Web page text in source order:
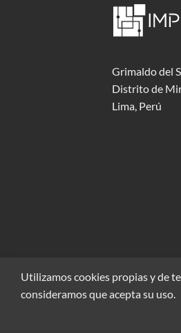
Grimaldo del
Distrito de
Lima, Perú
Utilizamos cookies propias y de
consideramos que acepta su uso.